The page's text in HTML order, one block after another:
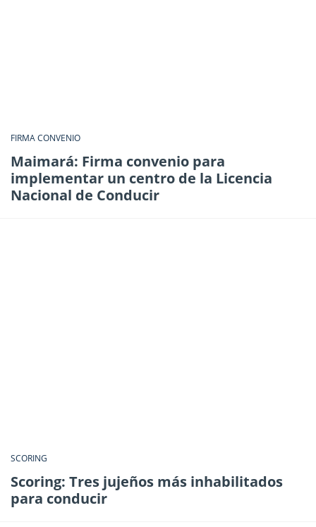
FIRMA CONVENIO
Maimará: Firma convenio para
implementar un centro de la Licencia
Nacional de Conducir
SCORING
Scoring: Tres jujeños más inhabilitados
para conducir